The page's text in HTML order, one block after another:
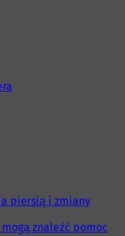
piersią i zmiany
znaleźć pomoc